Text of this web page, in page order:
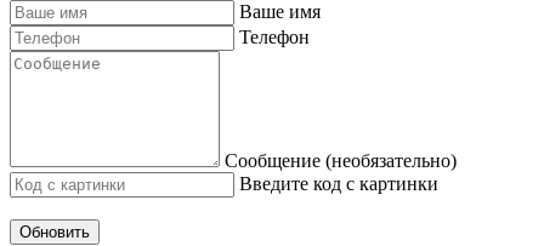
Ваше имя
Телефон
Сообщение (необязательно)
Введите код с картинки
Обновить